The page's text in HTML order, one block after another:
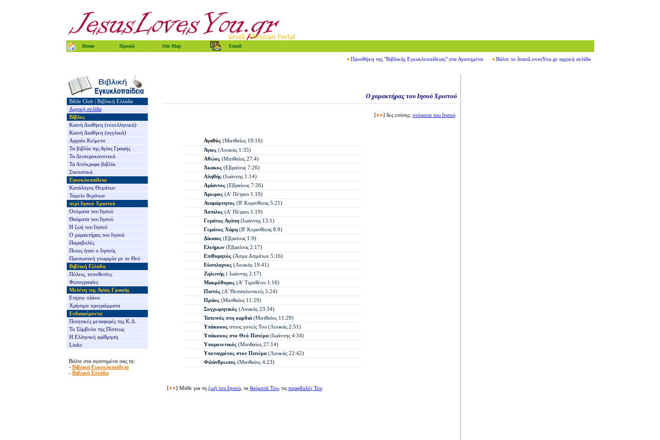
Home Προφίλ Site Map Email
Προσθήκη της "Βιβλικής Εγκυκλοπαίδειας" στα Αγαπημένα Βάλτε το JesusLovesYou.gr αρχική σελίδα
Bible Club
Βιβλική Ελλάδα
Αρχική σελίδα
Βίβλος
Καινή Διαθήκη (νεοελληνικά)
Καινή Διαθήκη (αγγλικά)
Αρχαίο Κείμενο
Τα βιβλία τηςΑγίας Γραφής
Τα Δευτεροκανονικά
Τα Απόκρυφα βιβλία
Στατιστικά
Εγκυκλοπαίδεια
Κατάλογος Θεμάτων
Ταμείο θεμάτων
περί Ιησού Χριστού
Ονόματα του Ιησού
Θαύματα του Ιησού
Η ζωή του Ιησού
Ο χαρακτήρας του Ιησού
Παραβολές
Ποιος ήταν ο Ιησούς
Προσωπική γνωριμία με το Θεό
Βιβλική Ελλάδα
Πόλεις, τοποθεσίες
Φωτογραφίες
Μελέτη της Αγίας Γραφής
Ετήσιο πλάνο
Χρήσιμα προγράμματα
Ενδιαφέροντα
Ποιητικές μεταφορές της Κ.Δ.
Το Σύμβολο της Πίστεως
Η Ελληνική αρίθμηση
Links
Βάλτε στα αγαπημένα σας τη:
- Βιβλική Εγκυκλοπαίδεια
- Βιβλική Ελλάδα
Ο χαρακτήρας του Ιησού Χριστού
[ ] δες επίσης: ονόματα του Ιησού
Αγαθός(Ματθαίος 19:16)
Άγιος(Λουκάς 1:35)
Αθώος(Ματθαίος 27:4)
Άκακος(Εβραίους 7:26)
Αληθής(Ιωάννης 1:14)
Αμίαντος(Εβραίους 7:26)
Άμωμος(Α' Πέτρου 1:19)
Αναμάρτητος(Β' Κορινθίους 5:21)
Άσπιλος(Α' Πέτρου 1:19)
Γεμάτος Αγάπη(Ιωάννης 13:1)
Γεμάτος Χάρη(Β' Κορινθίους 8:9)
Δίκαιος(Εβραίους 1:9)
Ελεήμων(Εβραίους 2:17)
Επιθυμητός(Άσμα Ασμάτων 5:16)
Εύσπλαχνος(Λουκάς 19:41)
Ζηλωτής( Ιωάννης 2:17)
Μακρόθυμος(Α' Τιμοθέου 1:16)
Πιστός(Α' Θεσσαλονικείς 5:24)
Πράος(Ματθαίος 11:29)
Συγχωρητικός(Λουκάς 23:34)
Ταπεινός στη καρδιά(Ματθαίος 11:29)
Υπάκουοςστους γονείς Του (Λουκάς 2:51)
Υπάκουοςστο Θεό Πατέρα(Ιωάννης 4:34)
Υπομονετικός(Ματθαίος 27:14)
Υποταγμένος στον Πατέρα(Λουκάς 22:42)
Φιλάνθρωπος(Ματθαίος 4:23)
[ ] Μάθε για τη ζωή του Ιησού, τα θαύματά Του, τις παραβολές Του